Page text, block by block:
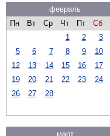
февраль
Пн
Вт Ср Чт Пт Сб
1
2 3
5
6 7 8 9 10
12
13 14 15 16 17
19
20 21 22 23 24
26
27 28
март